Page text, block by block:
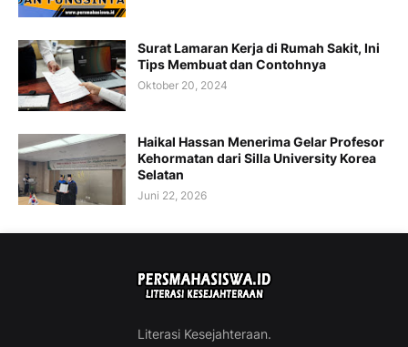
Surat Lamaran Kerja di Rumah Sakit, Ini
Tips Membuat dan Contohnya
Oktober 20, 2024
Haikal Hassan Menerima Gelar Profesor
Kehormatan dari Silla University Korea
Selatan
Juni 22, 2026
Literasi Kesejahteraan.